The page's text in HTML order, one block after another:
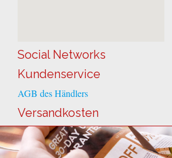
Social Networks
Kundenservice
AGB des Händlers
Versandkosten